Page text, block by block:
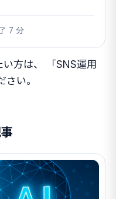
7 分
方は、
「SNS運用
さい。